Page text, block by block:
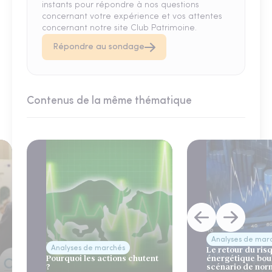
instants pour répondre à nos questions
concernant votre expérience et vos attentes
concernant notre site Club Patrimoine.
Répondre au sondage
Contenus de la même thématique
Analyses de marchés
Pourquoi les actions chutent
?
Analyses de
Le retour du
énergétique
scénario de